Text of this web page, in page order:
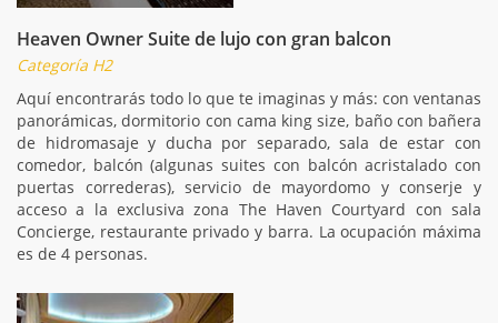
Heaven Owner Suite de lujo con gran balcon
Categoría H2
Aquí encontrarás todo lo que te imaginas y más: con ventanas
panorámicas, dormitorio con cama king size, baño con bañera
de hidromasaje y ducha por separado, sala de estar con
comedor, balcón (algunas suites con balcón acristalado con
puertas correderas), servicio de mayordomo y conserje y
acceso a la exclusiva zona The Haven Courtyard con sala
Concierge, restaurante privado y barra. La ocupación máxima
es de 4 personas.